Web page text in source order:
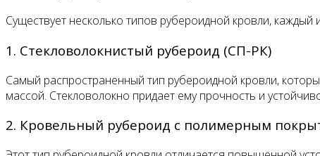
Существует несколько типов рубероидной кровли,
1. Стекловолокнистый рубероид (СП-РК)
Самый распространенный тип рубероидной кровли,
массой. Стекловолокно придает ему прочность и
2. Кровельный рубероид с полимерным